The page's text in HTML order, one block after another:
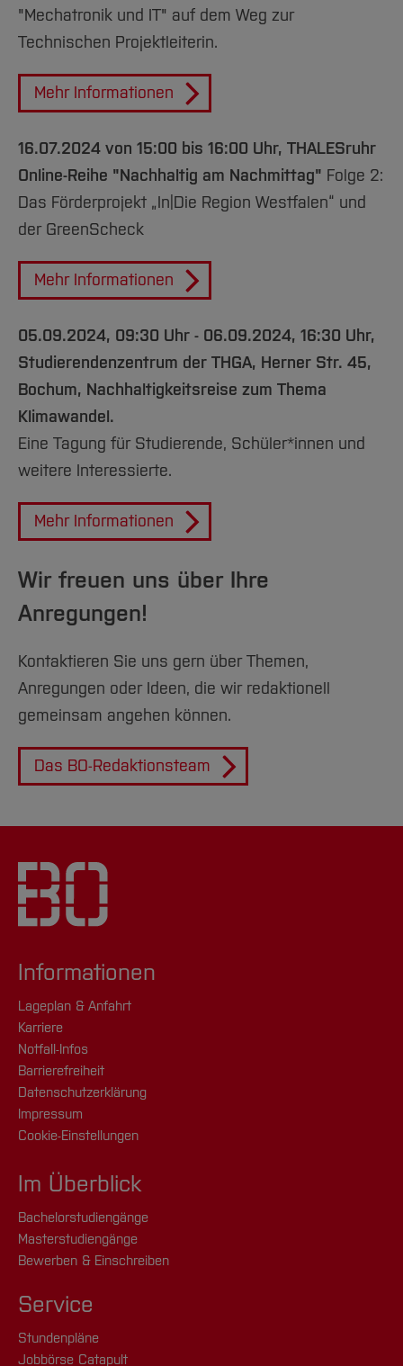
"Mechatronik und IT" auf dem Weg zur
Technischen Projektleiterin.
Mehr Informationen
16.07.2024 von 15:00 bis 16:00 Uhr, THALESruhr
Online-Reihe "Nachhaltig am Nachmittag" Folge 2:
Das Förderprojekt „In|Die Region Westfalen“ und
der GreenScheck
Mehr Informationen
05.09.2024, 09:30 Uhr - 06.09.2024, 16:30 Uhr,
Studierendenzentrum der THGA, Herner Str. 45,
Bochum, Nachhaltigkeitsreise zum Thema
Klimawandel.
Eine Tagung für Studierende, Schüler*innen und
weitere Interessierte.
Mehr Informationen
Wir freuen uns über Ihre
Anregungen!
Kontaktieren Sie uns gern über Themen,
Anregungen oder Ideen, die wir redaktionell
gemeinsam angehen können.
Das BO-Redaktionsteam
Informationen
Lageplan & Anfahrt
Karriere
Notfall-Infos
Barrierefreiheit
Datenschutzerklärung
Impressum
Cookie-Einstellungen
Im Überblick
Bachelorstudiengänge
Masterstudiengänge
Bewerben & Einschreiben
Service
Stundenpläne
Jobbörse Catapult